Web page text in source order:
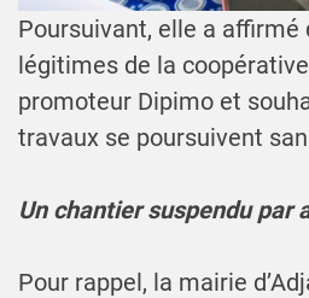
Poursuivant, elle a
légitimes de la
promoteur Dipimo et
travaux se poursuivent
Un chantier suspendu par
Pour rappel, la mairie